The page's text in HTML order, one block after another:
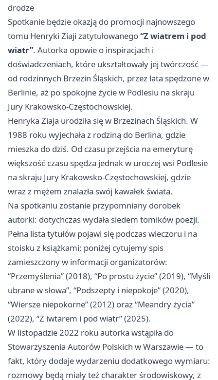
drodze
Spotkanie będzie okazją do promocji najnowszego
tomu Henryki Ziaji zatytułowanego“Z wiatrem i pod
wiatr”. Autorka opowie o inspiracjach i
doświadczeniach, które ukształtowały jej twórczość —
od rodzinnych Brzezin Śląskich, przez lata spędzone w
Berlinie, aż po spokojne życie w Podlesiu na skraju
Jury Krakowsko‑Częstochowskiej.
Henryka Ziaja urodziła się w Brzezinach Śląskich. W
1988 roku wyjechała z rodziną do Berlina, gdzie
mieszka do dziś. Od czasu przejścia na emeryturę
większość czasu spędza jednak w uroczej wsi Podlesie
na skraju Jury Krakowsko‑Częstochowskiej, gdzie
wraz z mężem znalazła swój kawałek świata.
Na spotkaniu zostanie przypomniany dorobek
autorki: dotychczas wydała siedem tomików poezji.
Pełna lista tytułów pojawi się podczas wieczoru i na
stoisku z książkami; poniżej cytujemy spis
zamieszczony w informacji organizatorów:
“Przemyślenia” (2018), “Po prostu życie” (2019), “Myśli
ubrane w słowa”, “Podszepty i niepokoje” (2020),
“Wiersze niepokorne” (2012) oraz “Meandry życia”
(2022), “Z iwtarem i pod wiatr” (2025).
W listopadzie 2022 roku autorka wstąpiła do
Stowarzyszenia Autorów Polskich w Warszawie — to
fakt, który dodaje wydarzeniu dodatkowego wymiaru:
rozmowy będą miały też charakter środowiskowy, z